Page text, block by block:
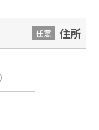
住所
任意